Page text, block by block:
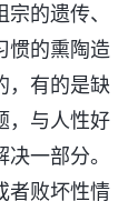
的遗传、
惯的熏陶造
，有的是缺
，与人性好
一部分。
者败坏性情